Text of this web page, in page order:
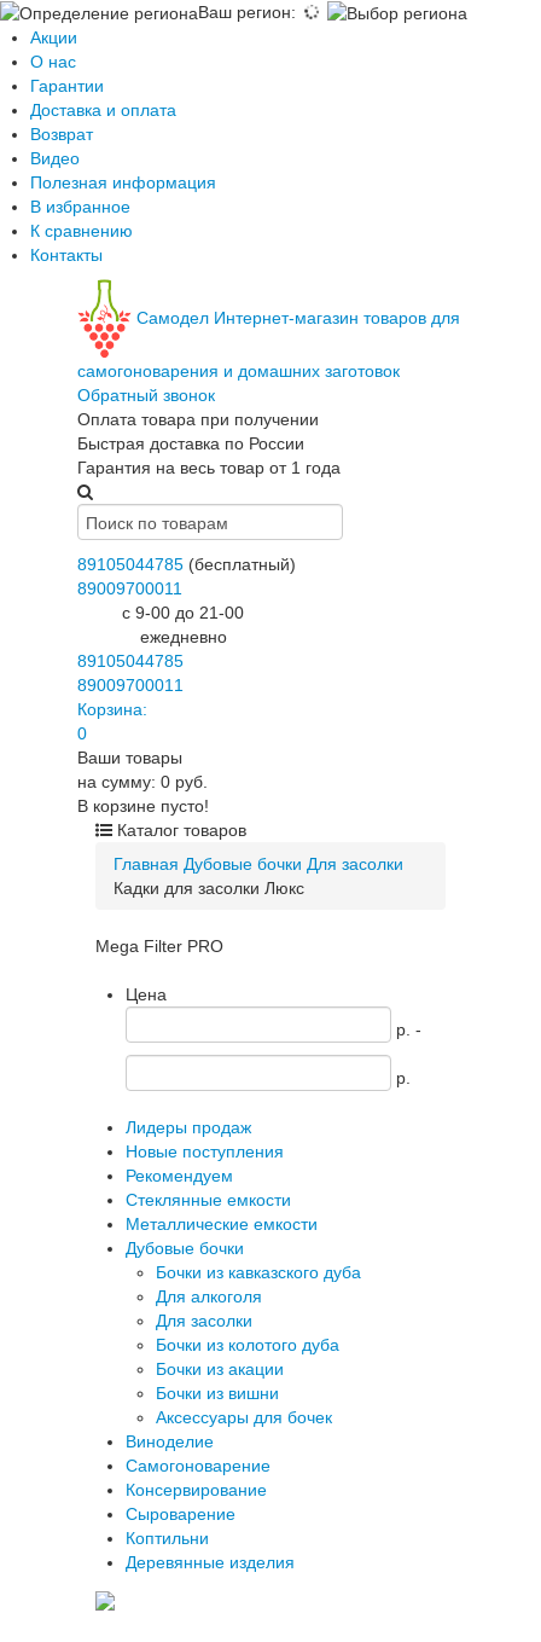
Ваш регион:
Акции
О нас
Гарантии
Доставка и оплата
Возврат
Видео
Полезная информация
В избранное
К сравнению
Контакты
Самодел Интернет-магазин товаров для
самогоноварения и домашних заготовок
Обратный звонок
Оплата товара при получении
Быстрая доставка по России
Гарантия на весь товар от 1 года
89105044785 (бесплатный)
89009700011
c 9-00 до 21-00
ежедневно
89105044785
89009700011
Корзина:
0
Ваши товары
на сумму: 0 руб.
В корзине пусто!
Каталог товаров
Главная Дубовые бочки Для засолки
Кадки для засолки Люкс
Mega Filter PRO
Цена
p. -
p.
Лидеры продаж
Новые поступления
Рекомендуем
Стеклянные емкости
Металлические емкости
Дубовые бочки
Бочки из кавказского дуба
Для алкоголя
Для засолки
Бочки из колотого дуба
Бочки из акации
Бочки из вишни
Аксессуары для бочек
Виноделие
Самогоноварение
Консервирование
Сыроварение
Коптильни
Деревянные изделия